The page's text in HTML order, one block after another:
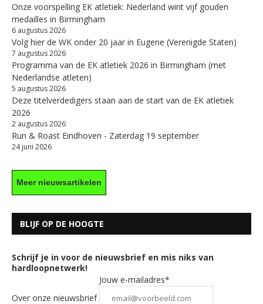
Onze voorspelling EK atletiek: Nederland wint vijf gouden
medailles in Birmingham
6 augustus 2026
Volg hier de WK onder 20 jaar in Eugene (Verenigde Staten)
7 augustus 2026
Programma van de EK atletiek 2026 in Birmingham (met
Nederlandse atleten)
5 augustus 2026
Deze titelverdedigers staan aan de start van de EK atletiek
2026
2 augustus 2026
Run & Roast Eindhoven - Zaterdag 19 september
24 juni 2026
Meer nieuwsartikelen
BLIJF OP DE HOOGTE
Schrijf je in voor de nieuwsbrief en mis niks van
hardloopnetwerk!
Over onze nieuwsbrief
Jouw e-mailadres*